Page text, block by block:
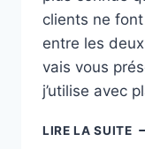
clients ne
entre les
vais vous
j’utilise avec
LIRE LA SUITE